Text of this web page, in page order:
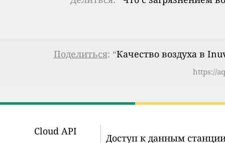
Поделиться: “Качество воздуха в
https://
Cloud API
Доступ к данным